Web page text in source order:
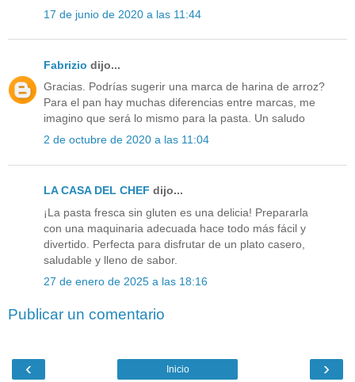
17 de junio de 2020 a las 11:44
Fabrizio dijo...
Gracias. Podrías sugerir una marca de harina de arroz?
Para el pan hay muchas diferencias entre marcas, me
imagino que será lo mismo para la pasta. Un saludo
2 de octubre de 2020 a las 11:04
LA CASA DEL CHEF dijo...
¡La pasta fresca sin gluten es una delicia! Prepararla
con una maquinaria adecuada hace todo más fácil y
divertido. Perfecta para disfrutar de un plato casero,
saludable y lleno de sabor.
27 de enero de 2025 a las 18:16
Publicar un comentario
‹ ›
Inicio